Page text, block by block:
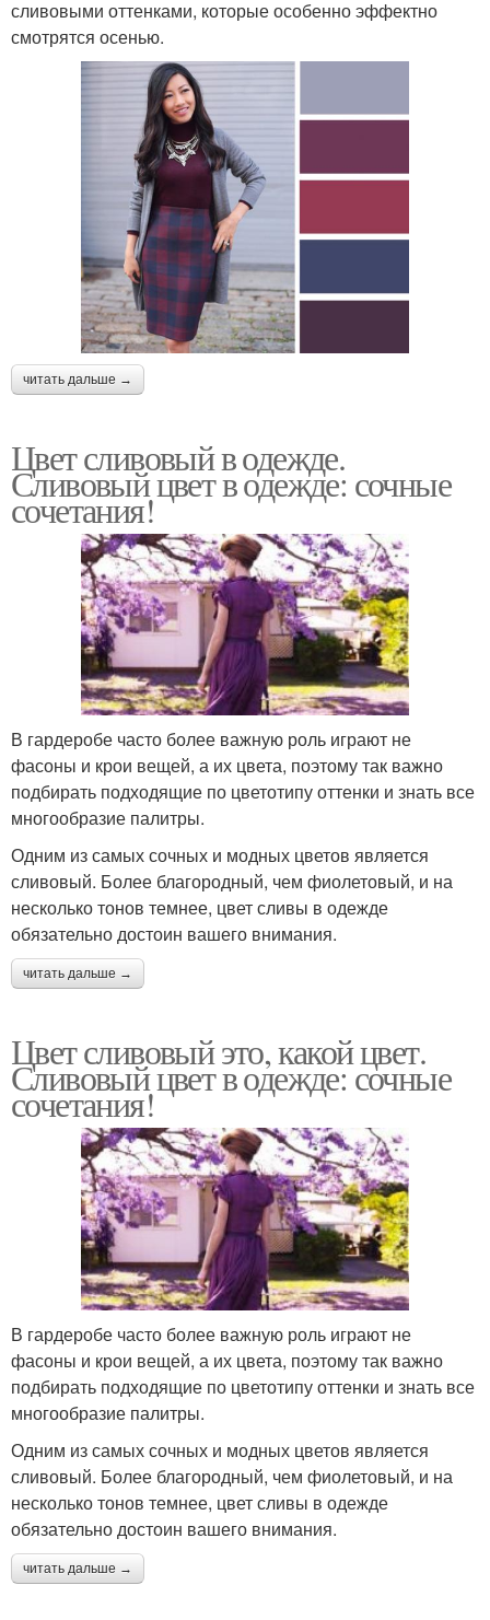
сливовыми оттенками, которые особенно эффектно
смотрятся осенью.
читать дальше →
Цвет сливовый в одежде.
Сливовый цвет в одежде: сочные
сочетания!
В гардеробе часто более важную роль играют не
фасоны и крои вещей, а их цвета, поэтому так важно
подбирать подходящие по цветотипу оттенки и знать все
многообразие палитры.
Одним из самых сочных и модных цветов является
сливовый. Более благородный, чем фиолетовый, и на
несколько тонов темнее, цвет сливы в одежде
обязательно достоин вашего внимания.
читать дальше →
Цвет сливовый это, какой цвет.
Сливовый цвет в одежде: сочные
сочетания!
В гардеробе часто более важную роль играют не
фасоны и крои вещей, а их цвета, поэтому так важно
подбирать подходящие по цветотипу оттенки и знать все
многообразие палитры.
Одним из самых сочных и модных цветов является
сливовый. Более благородный, чем фиолетовый, и на
несколько тонов темнее, цвет сливы в одежде
обязательно достоин вашего внимания.
читать дальше →